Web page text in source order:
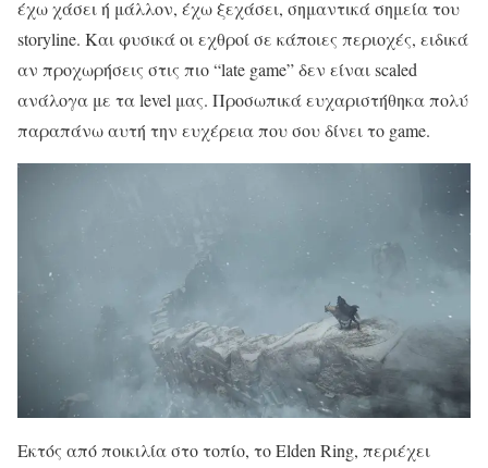
έχω χάσει ή μάλλον, έχω ξεχάσει, σημαντικά σημεία του
storyline. Και φυσικά οι εχθροί σε κάποιες περιοχές, ειδικά
αν προχωρήσεις στις πιο “late game” δεν είναι scaled
ανάλογα με τα level μας. Προσωπικά ευχαριστήθηκα πολύ
παραπάνω αυτή την ευχέρεια που σου δίνει το game.
Εκτός από ποικιλία στο τοπίο, το Elden Ring, περιέχει